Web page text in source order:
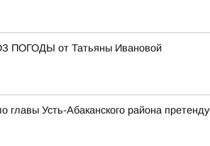
ПОГОДЫ от Татьяны Ивановой
главы Усть-Абаканского района